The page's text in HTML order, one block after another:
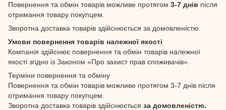
Повернення та обмін товарів можливе протягом 3-7 днів після
отримання товару покупцем.
Зворотна доставка товарів здійснюється за домовленістю.
Умови повернення товарів належної якості
Компанія здійснює повернення та обмін товарів належної
якості згідно із Законом «Про захист прав споживачів».
Терміни повернення та обміну
Повернення та обмін товарів можливе протягом 3-7 днів після
отримання товару покупцем.
Зворотна доставка товарів здійснюється за домовленістю.